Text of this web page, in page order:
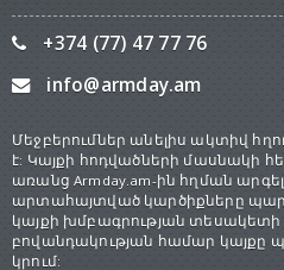
+374 (77) 47 77 76
info@armday.am
Մեջբերումներ անելիս ակտիվ
է: Կայքի հոդվածների մասնակի
առանց Armday.am-ին հղման
արտահայտված կարծիքները
կայքի խմբագրության
բովանդակության համար կայքը
կրում: